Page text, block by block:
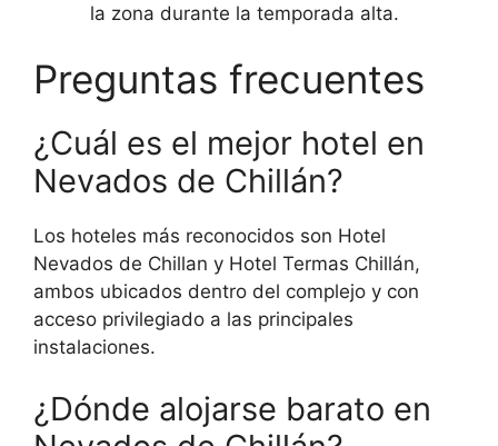
la zona durante la temporada alta.
Preguntas frecuentes
¿Cuál es el mejor hotel en
Nevados de Chillán?
Los hoteles más reconocidos son Hotel
Nevados de Chillan y Hotel Termas Chillán,
ambos ubicados dentro del complejo y con
acceso privilegiado a las principales
instalaciones.
¿Dónde alojarse barato en